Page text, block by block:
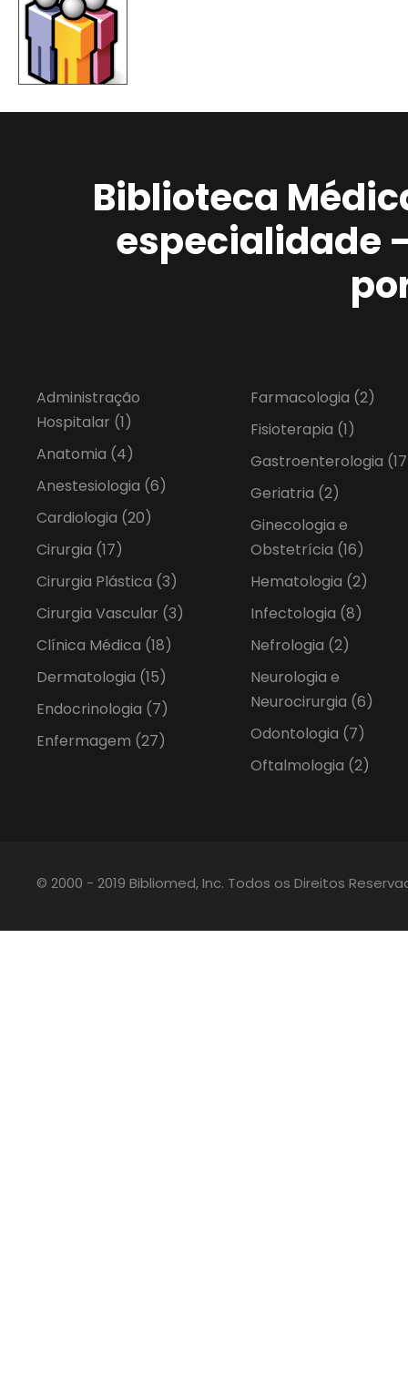
Biblioteca
especialidade
Administração
Hospitalar (1)
Anatomia (4)
Anestesiologia (6)
Cardiologia (20)
Cirurgia (17)
Cirurgia Plástica (3)
Cirurgia Vascular (3)
Clínica Médica (18)
Dermatologia (15)
Endocrinologia (7)
Enfermagem (27)
Farmacologia (2)
Fisioterapia (1)
Gastroenterologia
Geriatria (2)
Ginecologia e
Obstetrícia (16)
Hematologia (2)
Infectologia (8)
Nefrologia (2)
Neurologia e
Neurocirurgia (6)
Odontologia (7)
Oftalmologia (2)
© 2000 - 2019 Bibliomed, Inc. Todos os Direitos